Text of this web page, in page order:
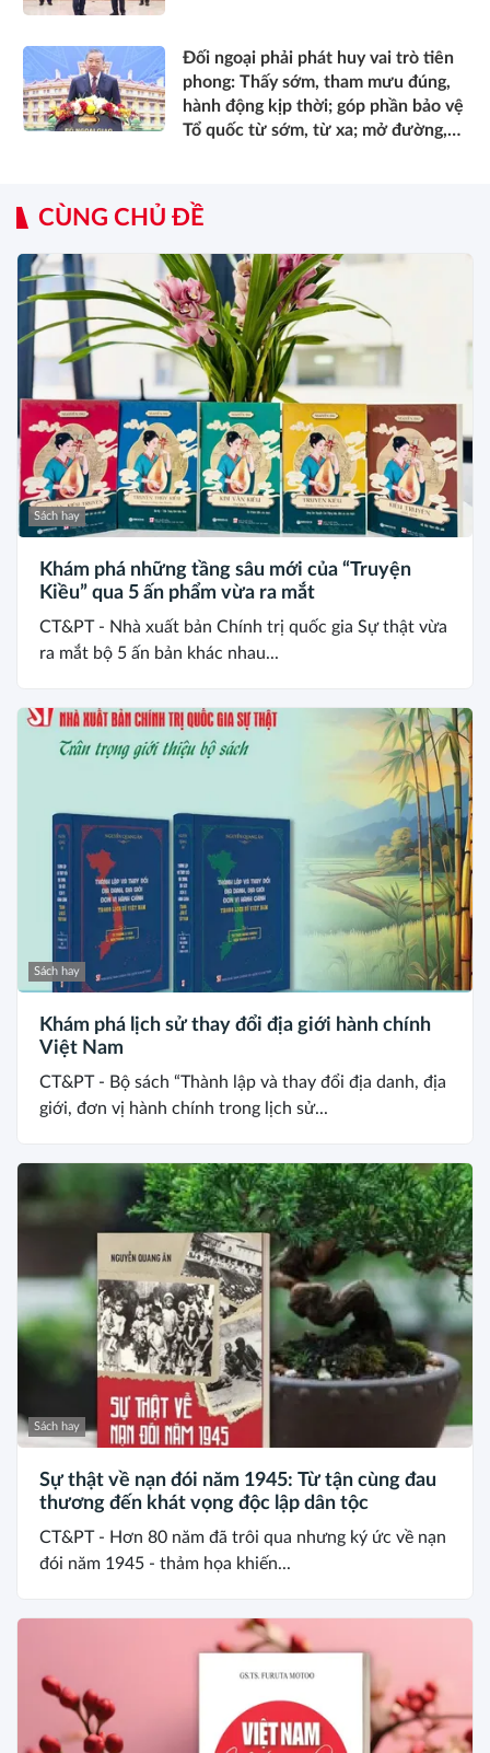
Đối ngoại phải phát huy vai trò tiên
phong: Thấy sớm, tham mưu đúng,
hành động kịp thời; góp phần bảo vệ
Tổ quốc từ sớm, từ xa; mở đường,
CÙNG CHỦ ĐỀ
Sách hay
Khám phá những tầng sâu mới của “Truyện
Kiều” qua 5 ấn phẩm vừa ra mắt
CT&PT - Nhà xuất bản Chính trị quốc gia Sự thật vừa
ra mắt bộ 5 ấn bản khác nhau...
Sách hay
Khám phá lịch sử thay đổi địa giới hành chính
Việt Nam
CT&PT - Bộ sách “Thành lập và thay đổi địa danh, địa
giới, đơn vị hành chính trong lịch sử...
Sách hay
Sự thật về nạn đói năm 1945: Từ tận cùng đau
thương đến khát vọng độc lập dân tộc
CT&PT - Hơn 80 năm đã trôi qua nhưng ký ức về nạn
đói năm 1945 - thảm họa khiến...